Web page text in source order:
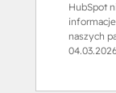
HubSpot
naszych